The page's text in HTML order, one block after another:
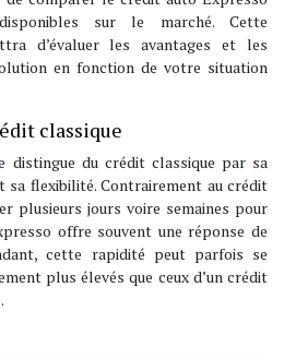
sur le marché. Cette
d’évaluer les avantages et les
en fonction de votre situation
classique
distingue du crédit classique par sa
sa flexibilité. Contrairement au crédit
plusieurs jours voire semaines pour
offre souvent une réponse de
cette rapidité peut parfois se
plus élevés que ceux d’un crédit